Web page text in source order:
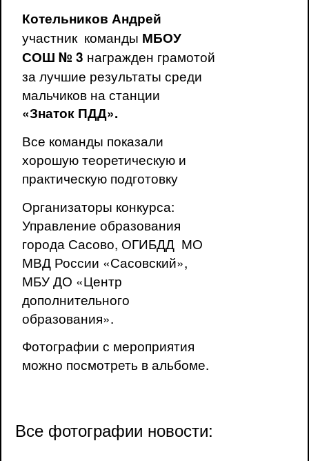
Котельников Андрей
участник команды МБОУ
СОШ № 3 награжден грамотой
за лучшие результаты среди
мальчиков на станции
«Знаток ПДД».
Все команды показали
хорошую теоретическую и
практическую подготовку
Организаторы конкурса:
Управление образования
города Сасово, ОГИБДД МО
МВД России «Сасовский»,
МБУ ДО «Центр
дополнительного
образования».
Фотографии с мероприятия
можно посмотреть вальбоме.
Все фотографии новости: